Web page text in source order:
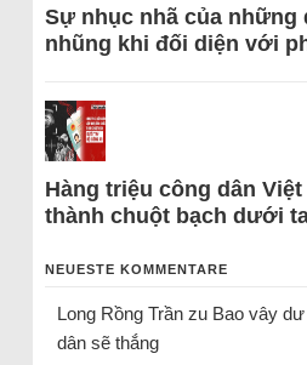
Sự nhục nhã của những
nhũng khi đối diện với
Hàng triệu công dân
thành chuột bạch dưới
NEUESTE KOMMENTARE
Long Rồng Trầnzu Bao vây
dân sẽ thắng